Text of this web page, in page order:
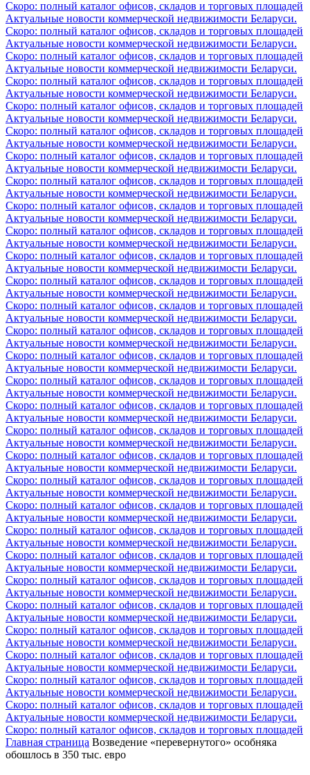
Скоро: полный каталог офисов, складов и торговых площадей
Актуальные новости коммерческой недвижимости Беларуси.
Скоро: полный каталог офисов, складов и торговых площадей
Актуальные новости коммерческой недвижимости Беларуси.
Скоро: полный каталог офисов, складов и торговых площадей
Актуальные новости коммерческой недвижимости Беларуси.
Скоро: полный каталог офисов, складов и торговых площадей
Актуальные новости коммерческой недвижимости Беларуси.
Скоро: полный каталог офисов, складов и торговых площадей
Актуальные новости коммерческой недвижимости Беларуси.
Скоро: полный каталог офисов, складов и торговых площадей
Актуальные новости коммерческой недвижимости Беларуси.
Скоро: полный каталог офисов, складов и торговых площадей
Актуальные новости коммерческой недвижимости Беларуси.
Скоро: полный каталог офисов, складов и торговых площадей
Актуальные новости коммерческой недвижимости Беларуси.
Скоро: полный каталог офисов, складов и торговых площадей
Актуальные новости коммерческой недвижимости Беларуси.
Скоро: полный каталог офисов, складов и торговых площадей
Актуальные новости коммерческой недвижимости Беларуси.
Скоро: полный каталог офисов, складов и торговых площадей
Актуальные новости коммерческой недвижимости Беларуси.
Скоро: полный каталог офисов, складов и торговых площадей
Актуальные новости коммерческой недвижимости Беларуси.
Скоро: полный каталог офисов, складов и торговых площадей
Актуальные новости коммерческой недвижимости Беларуси.
Скоро: полный каталог офисов, складов и торговых площадей
Актуальные новости коммерческой недвижимости Беларуси.
Скоро: полный каталог офисов, складов и торговых площадей
Актуальные новости коммерческой недвижимости Беларуси.
Скоро: полный каталог офисов, складов и торговых площадей
Актуальные новости коммерческой недвижимости Беларуси.
Скоро: полный каталог офисов, складов и торговых площадей
Актуальные новости коммерческой недвижимости Беларуси.
Скоро: полный каталог офисов, складов и торговых площадей
Актуальные новости коммерческой недвижимости Беларуси.
Скоро: полный каталог офисов, складов и торговых площадей
Актуальные новости коммерческой недвижимости Беларуси.
Скоро: полный каталог офисов, складов и торговых площадей
Актуальные новости коммерческой недвижимости Беларуси.
Скоро: полный каталог офисов, складов и торговых площадей
Актуальные новости коммерческой недвижимости Беларуси.
Скоро: полный каталог офисов, складов и торговых площадей
Актуальные новости коммерческой недвижимости Беларуси.
Скоро: полный каталог офисов, складов и торговых площадей
Актуальные новости коммерческой недвижимости Беларуси.
Скоро: полный каталог офисов, складов и торговых площадей
Актуальные новости коммерческой недвижимости Беларуси.
Скоро: полный каталог офисов, складов и торговых площадей
Актуальные новости коммерческой недвижимости Беларуси.
Скоро: полный каталог офисов, складов и торговых площадей
Актуальные новости коммерческой недвижимости Беларуси.
Скоро: полный каталог офисов, складов и торговых площадей
Актуальные новости коммерческой недвижимости Беларуси.
Скоро: полный каталог офисов, складов и торговых площадей
Актуальные новости коммерческой недвижимости Беларуси.
Скоро: полный каталог офисов, складов и торговых площадей
Актуальные новости коммерческой недвижимости Беларуси.
Скоро: полный каталог офисов, складов и торговых площадей
Главная страница Возведение «перевернутого» особняка
обошлось в 350 тыс. евро